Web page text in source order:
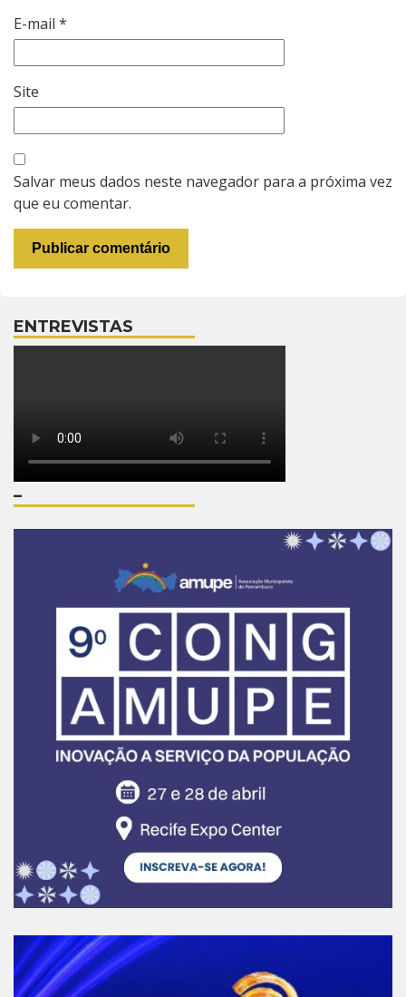
E-mail *
Site
Salvar meus dados neste navegador para a próxima vez
que eu comentar.
ENTREVISTAS
–